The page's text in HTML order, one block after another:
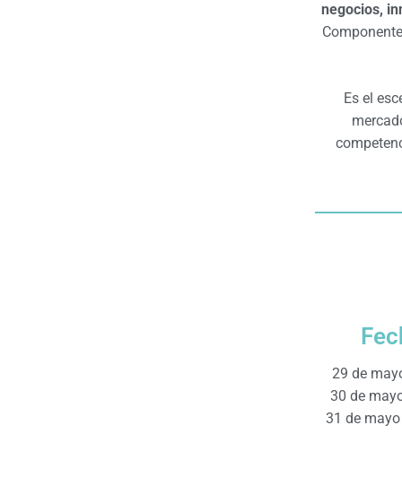
negocios,
C
Es el
29 de
30 de
31 de